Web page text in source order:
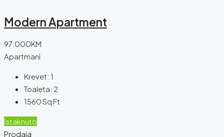
Modern Apartment
97.000KM
Apartmani
Krevet: 1
Toaleta: 2
1560Sq Ft
Istaknuto
Prodaja